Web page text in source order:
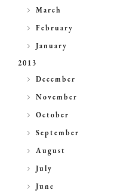
►
March
►
February
►
January
2013
►
December
►
November
►
October
►
September
►
August
►
July
►
June